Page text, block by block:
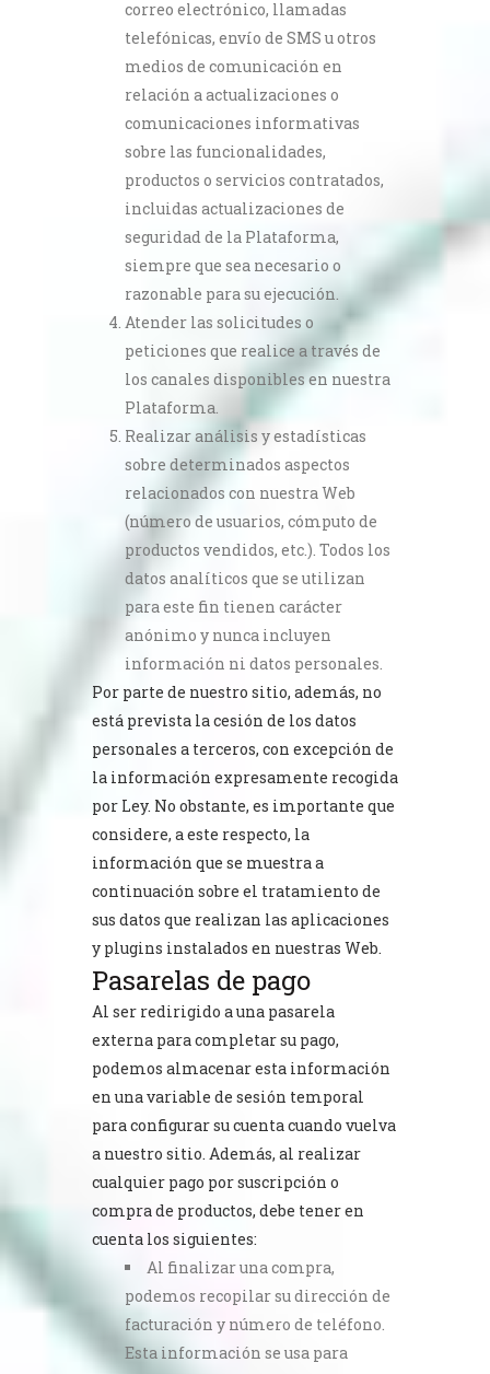
correo electrónico, llamadas
telefónicas, envío de SMS u otros
medios de comunicación en
relación a actualizaciones o
comunicaciones informativas
sobre las funcionalidades,
productos o servicios contratados,
incluidas actualizaciones de
seguridad de la Plataforma,
siempre que sea necesario o
razonable para su ejecución.
Atender las solicitudes o
peticiones que realice a través de
los canales disponibles en nuestra
Plataforma.
Realizar análisis y estadísticas
sobre determinados aspectos
relacionados con nuestra Web
(número de usuarios, cómputo de
productos vendidos, etc.). Todos los
datos analíticos que se utilizan
para este fin tienen carácter
anónimo y nunca incluyen
información ni datos personales.
Por parte de nuestro sitio, además, no
está prevista la cesión de los datos
personales a terceros, con excepción de
la información expresamente recogida
por Ley. No obstante, es importante que
considere, a este respecto, la
información que se muestra a
continuación sobre el tratamiento de
sus datos que realizan las aplicaciones
y plugins instalados en nuestras Web.
Pasarelas de pago
Al ser redirigido a una pasarela
externa para completar su pago,
podemos almacenar esta información
en una variable de sesión temporal
para configurar su cuenta cuando vuelva
a nuestro sitio. Además, al realizar
cualquier pago por suscripción o
compra de productos, debe tener en
cuenta los siguientes:
Al finalizar una compra,
podemos recopilar su dirección de
facturación y número de teléfono.
Esta información se usa para